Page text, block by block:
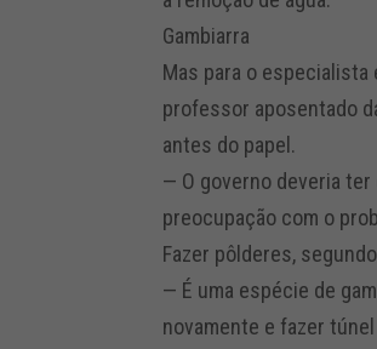
Gambiarra
Mas para o especialista
professor aposentado
antes do papel.
— O governo deveria
preocupação com o
Fazer pôlderes,
— É uma espécie de
novamente e fazer